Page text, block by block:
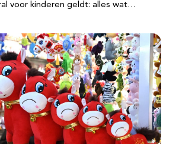
voor kinderen geldt: alles wat…